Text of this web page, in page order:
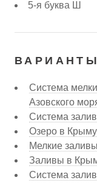
5-я буква Ш
Система
Азовского
Система
Озеро в Крыму
Мелкие
Заливы в
Система